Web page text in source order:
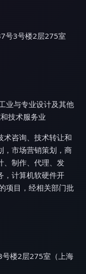
号3号楼2层275室
业与专业设计及其他
技术服务业
术咨询、技术转让和
，市场营销策划，商
、制作、代理、发
，计算机软硬件开
项目，经相关部门批
楼2层275室（上海